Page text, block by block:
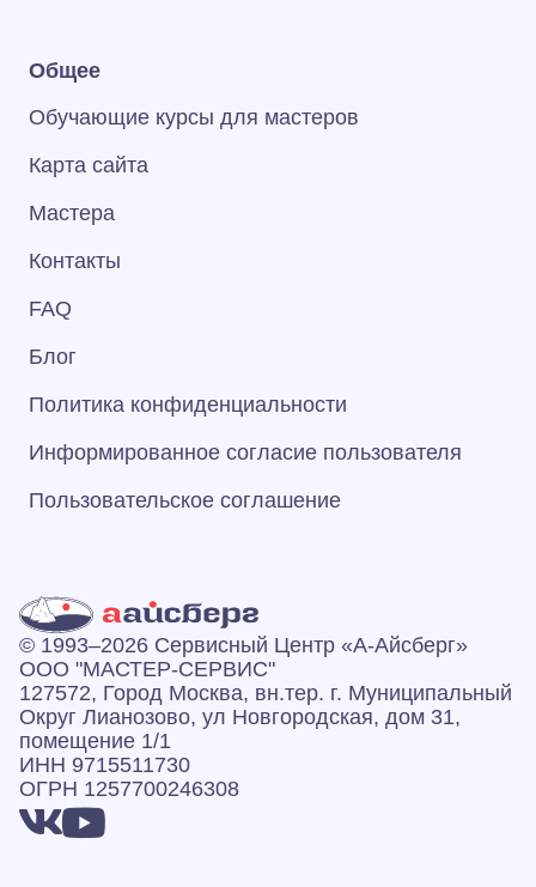
Общее
Обучающие курсы для мастеров
Карта сайта
Мастера
Контакты
FAQ
Блог
Политика конфиденциальности
Информированное согласие пользователя
Пользовательское соглашение
© 1993–2026 Сервисный Центр «А‑Айсберг»
ООО "МАСТЕР-СЕРВИС"
127572, Город Москва, вн.тер. г. Муниципальный
Округ Лианозово, ул Новгородская, дом 31,
помещение 1/1
ИНН 9715511730
ОГРН 1257700246308